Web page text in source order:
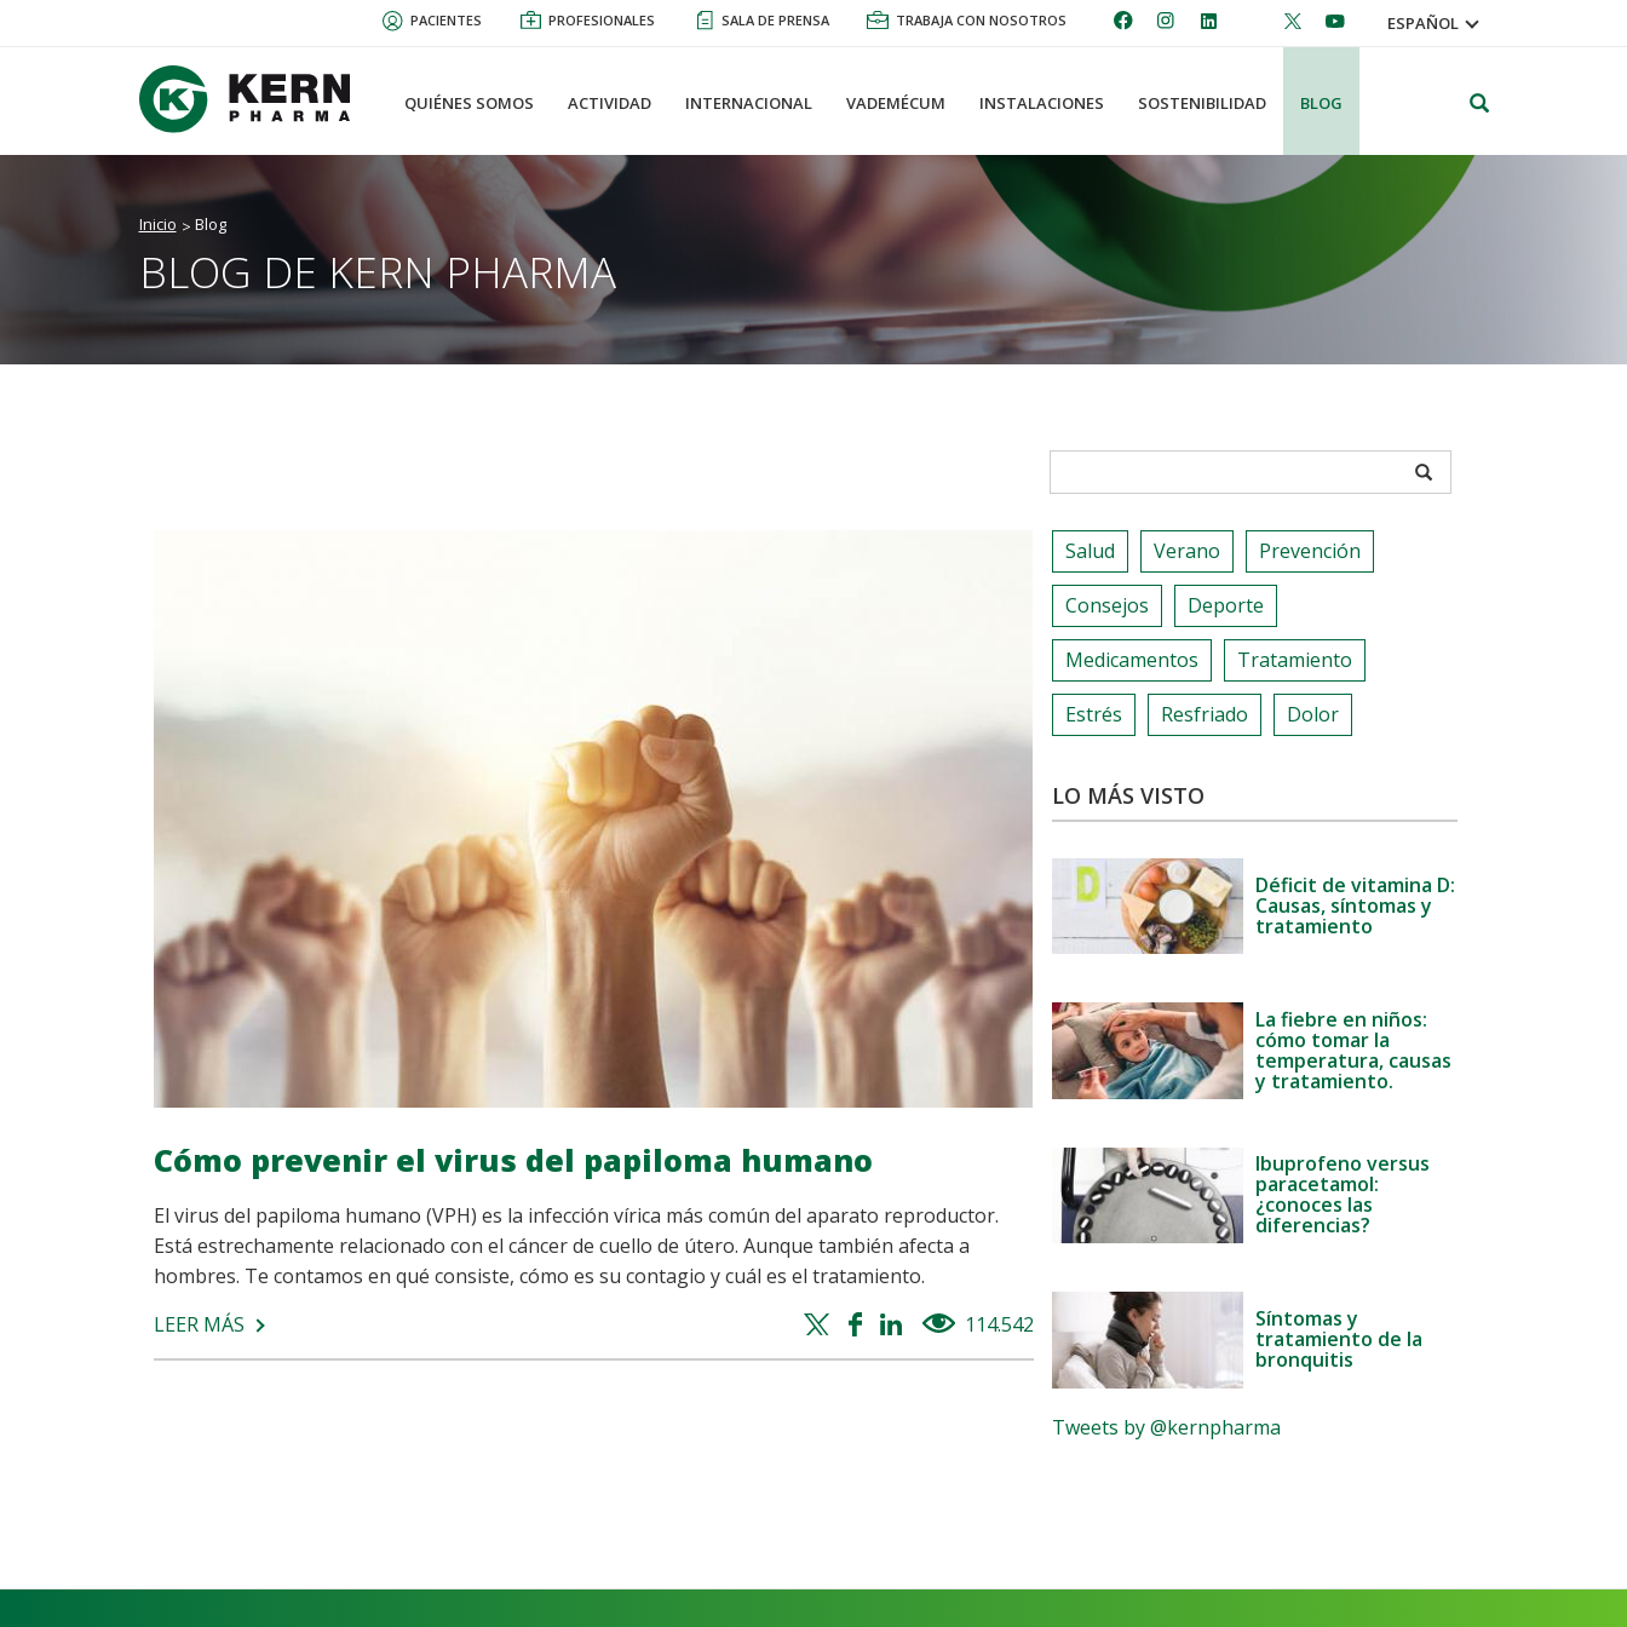
PACIENTES PROFESIONALES SALA DE PRENSA TRABAJA CON NOSOTROS ESPAÑOL
QUIÉNES SOMOS ACTIVIDAD INTERNACIONAL VADEMÉCUM INSTALACIONES SOSTENIBILIDAD BLOG
Inicio Blog
BLOG DE KERN PHARMA
APPLY
Cómo prevenir el virus del papiloma humano
El virus del papiloma humano (VPH) es la infección vírica más común del aparato reproductor.
Está estrechamente relacionado con el cáncer de cuello de útero. Aunque también afecta a
hombres. Te contamos en qué consiste, cómo es su contagio y cuál es el tratamiento.
LEER MÁS SOBRE
CÓMO
Twitter
share
Facebook
share
Whatsapp
share
Linkedin
share
114.542
Salud Verano Prevención
Consejos Deporte
Medicamentos Tratamiento
Estrés Resfriado Dolor
LO MÁS VISTO
Déficit de vitamina D:
Causas, síntomas y
tratamiento
La fiebre en niños:
cómo tomar la
temperatura, causas
y tratamiento.
Ibuprofeno versus
paracetamol:
¿conoces las
diferencias?
Síntomas y
tratamiento de la
bronquitis
Tweets by @kernpharma